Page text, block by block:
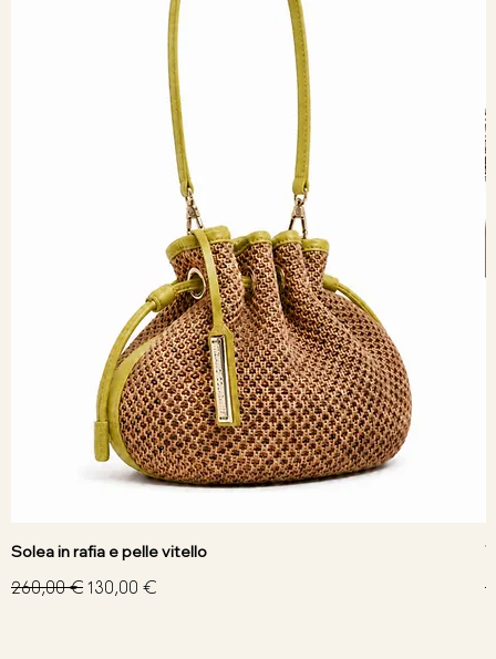
Solea in rafia e pelle vitello
Prezzo regolare
260,00 €Prezzo scontato
130,00 €